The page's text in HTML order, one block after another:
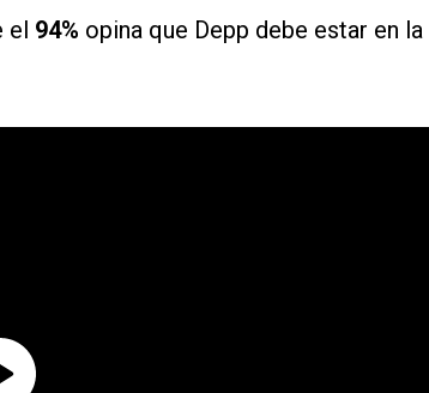
el 94% opina que Depp debe estar en la